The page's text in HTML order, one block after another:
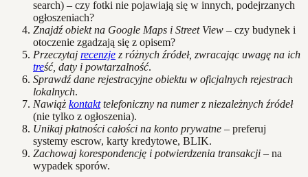
search) – czy fotki nie pojawiają się w innych, podejrzanych
ogłoszeniach?
Znajdź obiekt na Google Maps i Street View – czy budynek i
otoczenie zgadzają się z opisem?
Przeczytaj recenzje z różnych źródeł, zwracając uwagę na ich
treść, daty i powtarzalność.
Sprawdź dane rejestracyjne obiektu w oficjalnych rejestrach
lokalnych.
Nawiąż kontakttelefoniczny na numer z niezależnych źródeł
(nie tylko z ogłoszenia).
Unikaj płatności całości na konto prywatne – preferuj
systemy escrow, karty kredytowe, BLIK.
Zachowaj korespondencję i potwierdzenia transakcji – na
wypadek sporów.